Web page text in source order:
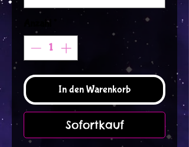
Anzahl
In den Warenkorb
Sofortkauf